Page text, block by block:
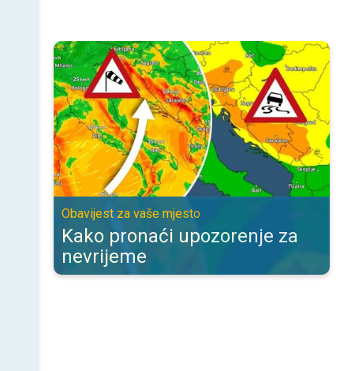
Kako pronaći upozorenje za nevrijeme. Obavijest za
Obavijest za vaše mjesto
Kako pronaći upozorenje za
nevrijeme